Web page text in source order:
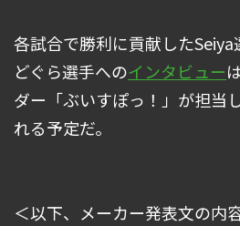
各試合で勝利に貢献したSeiya
どぐら選手へのインタビュー
ダー「ぶいすぽっ！」が担当
れる予定だ。
＜以下、メーカー発表文の内